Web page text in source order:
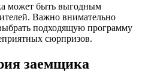
может быть выгодным
Важно внимательно
подходящую программу
сюрпризов.
заемщика